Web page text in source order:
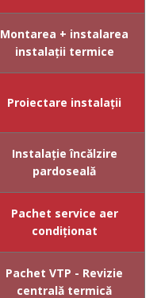
Montarea + instalarea
instalații termice
Proiectare instalații
Instalație încălzire
pardoseală
Pachet service aer
condiționat
Pachet VTP - Revizie
centrală termică